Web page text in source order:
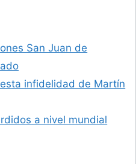
San Juan de
infidelidad de Martín
a nivel mundial